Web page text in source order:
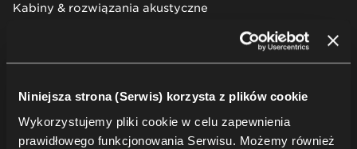
Niniejsza strona (Serwis) korzysta z plików cookie
Wykorzystujemy pliki cookie w celu zapewnienia
prawidłowego funkcjonowania Serwisu. Możemy również
Kabiny & rozwiązania akustyczne
Projekty
Usługi